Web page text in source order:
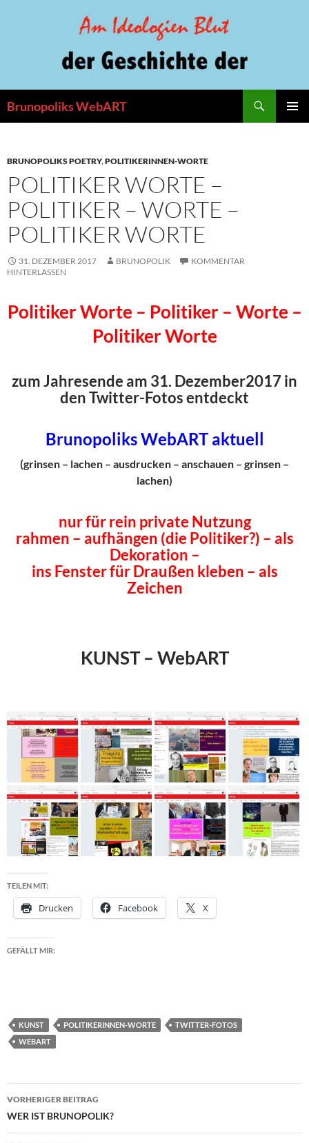
Brunopoliks WebART
BRUNOPOLIKS POETRY,POLITIKERINNEN-WORTE
POLITIKER WORTE –
POLITIKER – WORTE –
POLITIKER WORTE
31. DEZEMBER 2017 BRUNOPOLIK
KOMMENTAR
HINTERLASSEN
Politiker Worte – Politiker – Worte –
Politiker Worte
zum Jahresende am 31. Dezember2017 in
den Twitter-Fotos entdeckt
Brunopoliks WebART aktuell
(grinsen – lachen – ausdrucken – anschauen – grinsen –
lachen)
nur für rein private Nutzung
rahmen – aufhängen (die Politiker?) – als
Dekoration –
ins Fenster für Draußen kleben – als
Zeichen
KUNST – WebART
TEILEN MIT:
Drucken Facebook X
GEFÄLLT MIR:
KUNST POLITIKERINNEN-WORTE
TWITTER-FOTOS
WEBART
Beitragsnavigation
VORHERIGER BEITRAG
WER IST BRUNOPOLIK?